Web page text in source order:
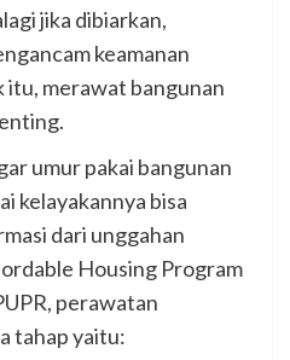
jika dibiarkan,
keamanan
itu, merawat bangunan
umur pakai bangunan
kelayakannya bisa
dari unggahan
Housing Program
perawatan
tahap yaitu: